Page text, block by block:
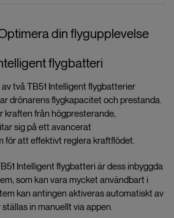
din flygupplevelse
flygbatteri
två TB51 Intelligent flygbatterier
drönarens flygkapacitet och prestanda.
kraften från högpresterande,
sig på ett avancerat
för att effektivt reglera kraftflödet.
Intelligent flygbatteri är dess inbyggda
som kan vara mycket användbart i
kan antingen aktiveras automatiskt av
in manuellt via appen.